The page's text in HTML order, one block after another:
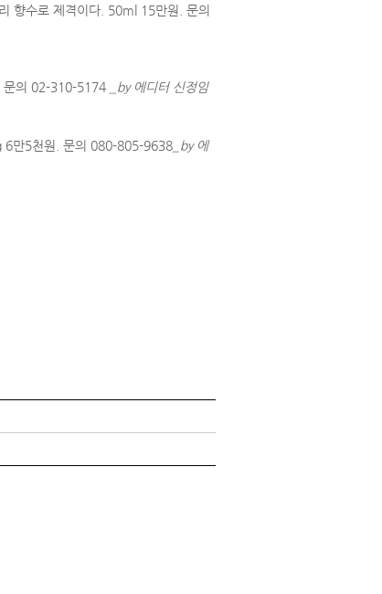
향수로 제격이다. 50ml 15만원. 문의
문의 02-310-5174
_by 에디터 신정임
6만5천원. 문의 080-805-9638 _by 에